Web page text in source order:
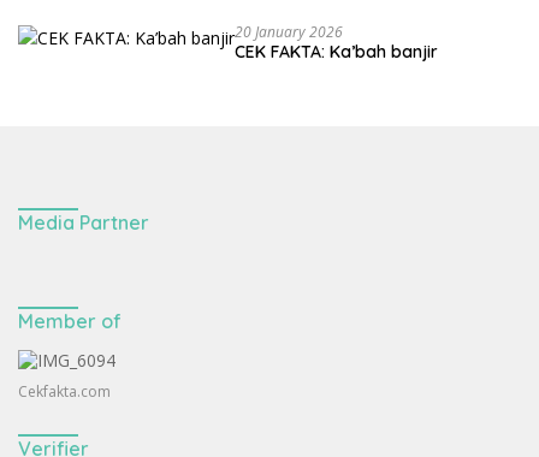
20 January 2026
CEK FAKTA: Ka’bah banjir
Media Partner
Member of
Cekfakta.com
Verifier